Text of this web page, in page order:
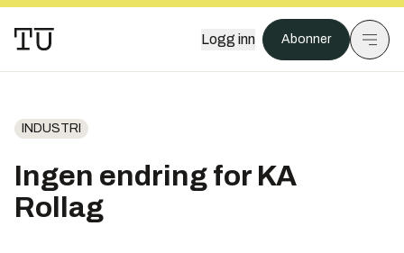
Logg inn Abonner
INDUSTRI
Ingen endring for KA
Rollag